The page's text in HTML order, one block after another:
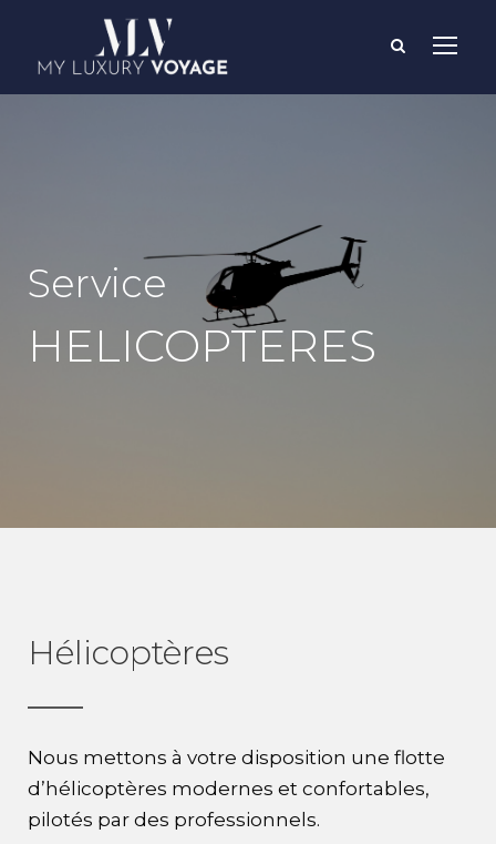
Service
HELICOPTERES
Hélicoptères
Nous mettons à votre disposition une flotte
d’hélicoptères modernes et confortables,
pilotés par des professionnels.